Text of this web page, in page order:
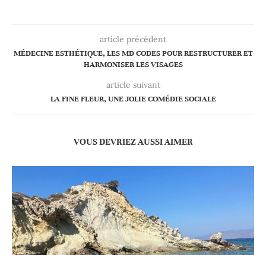
article précédent
MÉDECINE ESTHÉTIQUE, LES MD CODES POUR RESTRUCTURER ET
HARMONISER LES VISAGES
article suivant
LA FINE FLEUR, UNE JOLIE COMÉDIE SOCIALE
VOUS DEVRIEZ AUSSI AIMER